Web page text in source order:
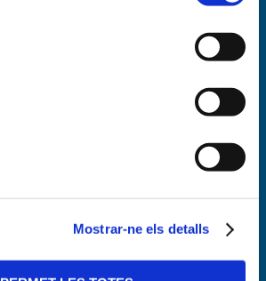
Mostrar-ne els detalls